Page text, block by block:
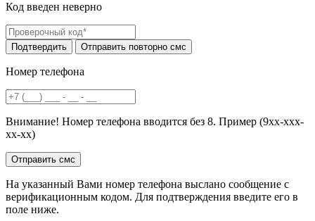
Код введен неверно
Номер телефона
Внимание! Номер телефона вводится без 8. Пример (9хх-ххх-
хх-хх)
На указанный Вами номер телефона выслано сообщение с
верификационным кодом. Для подтверждения введите его в
поле ниже.